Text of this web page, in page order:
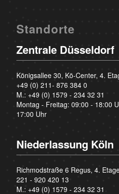
Standorte
Zentrale Düsseldorf
Königsallee 30, Kö-Center, 4.
+49 (0) 211- 876 384 0
M.: +49 (0) 1579 - 234 32 31
Montag - Freitag: 09:00 - 18:00
17:00 Uhr
Niederlassung Köln
Richmodstraße 6 Regus, 4.
221 - 920 420 13
M.: +49 (0) 1579 - 234 32 31